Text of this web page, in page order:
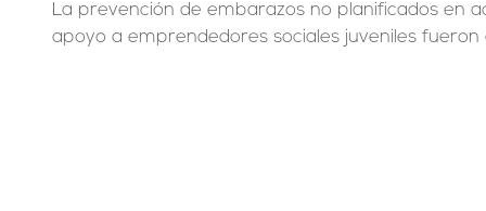
La prevención de embarazos no planificados en
apoyo a emprendedores sociales juveniles